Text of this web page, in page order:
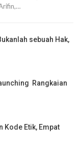
sebuah Hak,
Rangkaian
Kode Etik, Empat